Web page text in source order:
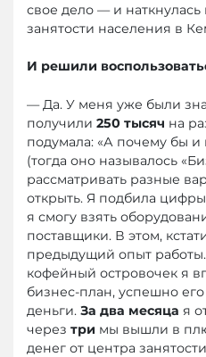
свое дело — и
занятости населения в
И решили
— Да. У меня уже были
получили 250 тысяч на
подумала: «А почему бы
(тогда оно называлось
рассматривать разные
открыть. Я подбила
я смогу взять
поставщики. В этом,
предыдущий опыт
кофейный островочек я
бизнес-план, успешно
деньги. За два месяца я
через три мы вышли в
денег от центра